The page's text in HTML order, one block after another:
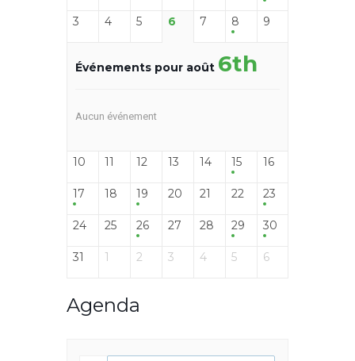
3 4 5 6 7 8 9
Événements pour août 6th
Aucun événement
10 11 12 13 14 15 16
17 18 19 20 21 22 23
24 25 26 27 28 29 30
31 1 2 3 4 5 6
Agenda